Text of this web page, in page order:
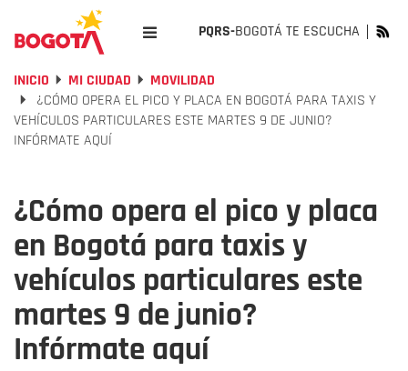
PQRS-BOGOTÁ TE ESCUCHA
INICIO MI CIUDAD
MOVILIDAD
¿CÓMO OPERA EL PICO Y PLACA EN BOGOTÁ PARA TAXIS Y
VEHÍCULOS PARTICULARES ESTE MARTES 9 DE JUNIO?
INFÓRMATE AQUÍ
¿Cómo opera el pico y placa
en Bogotá para taxis y
vehículos particulares este
martes 9 de junio?
Infórmate aquí